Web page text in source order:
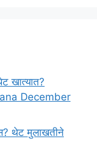
खात्यात?
December
थेट मुलाखतीने